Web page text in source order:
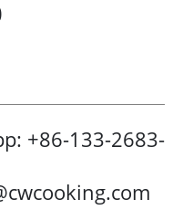
+86-133-2683-